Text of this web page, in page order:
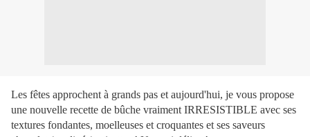
Les fêtes approchent à grands pas et aujourd'hui, je vous propose
une nouvelle recette de bûche vraiment IRRESISTIBLE avec ses
textures fondantes, moelleuses et croquantes et ses saveurs